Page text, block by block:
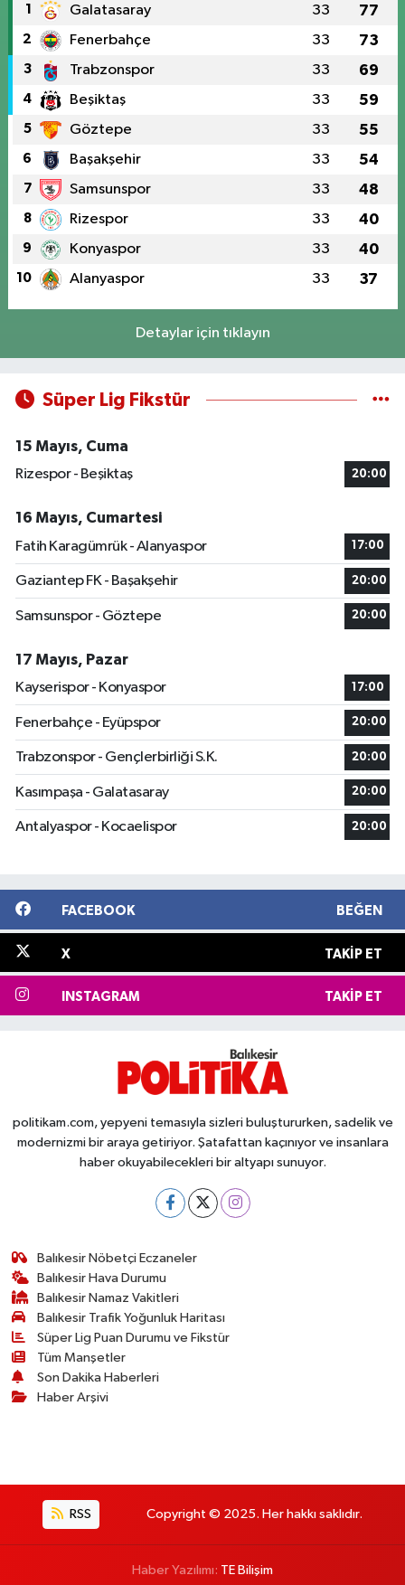
1 Galatasaray 33 77
2 Fenerbahçe 33 73
3 Trabzonspor 33 69
4 Beşiktaş 33 59
5 Göztepe 33 55
6 Başakşehir 33 54
7 Samsunspor 33 48
8 Rizespor 33 40
9 Konyaspor 33 40
10 Alanyaspor 33 37
Detaylar için tıklayın
Süper Lig Fikstür
15 Mayıs, Cuma
Rizespor - Beşiktaş
20:00
16 Mayıs, Cumartesi
Fatih Karagümrük - Alanyaspor
17:00
Gaziantep FK - Başakşehir 20:00
Samsunspor - Göztepe 20:00
17 Mayıs, Pazar
Kayserispor - Konyaspor
17:00
Fenerbahçe - Eyüpspor 20:00
Trabzonspor - Gençlerbirliği S.K. 20:00
Kasımpaşa - Galatasaray 20:00
Antalyaspor - Kocaelispor 20:00
FACEBOOK BEĞEN
X TAKIP ET
INSTAGRAM TAKIP ET
politikam.com, yepyeni temasıyla sizleri buluştururken, sadelik ve
modernizmi bir araya getiriyor. Şatafattan kaçınıyor ve insanlara
haber okuyabilecekleri bir altyapı sunuyor.
Balıkesir Nöbetçi Eczaneler
Balıkesir Hava Durumu
Balıkesir Namaz Vakitleri
Balıkesir Trafik Yoğunluk Haritası
Süper Lig Puan Durumu ve Fikstür
Tüm Manşetler
Son Dakika Haberleri
Haber Arşivi
RSS Copyright © 2025. Her hakkı saklıdır.
Haber Yazılımı: TE Bilişim